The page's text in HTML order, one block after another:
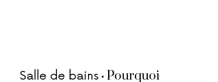
Salle de bains Pourquoi